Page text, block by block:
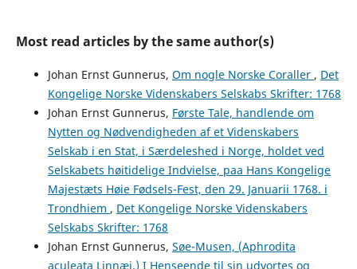
Most read articles by the same author(s)
Johan Ernst Gunnerus, Om nogle Norske Coraller , Det
Kongelige Norske Videnskabers Selskabs Skrifter: 1768
Johan Ernst Gunnerus, Første Tale, handlende om
Nytten og Nødvendigheden af et Videnskabers
Selskab i en Stat, i Særdeleshed i Norge, holdet ved
Selskabets høitidelige Indvielse, paa Hans Kongelige
Majestæts Høie Fødsels-Fest, den 29. Januarii 1768. i
Trondhiem , Det Kongelige Norske Videnskabers
Selskabs Skrifter: 1768
Johan Ernst Gunnerus, Søe-Musen, (Aphrodita
aculeata Linnæi,) I Henseende til sin udvortes og